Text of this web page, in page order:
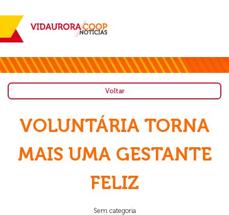
Voltar
VOLUNTÁRIA TORNA
MAIS UMA GESTANTE
FELIZ
Sem categoria